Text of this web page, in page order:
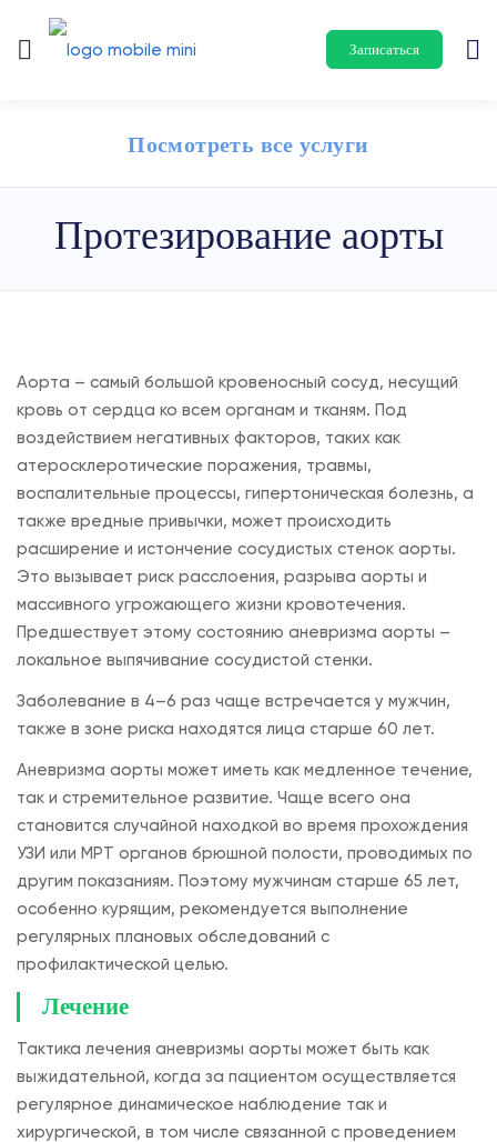
Записаться
Посмотреть все услуги
Протезирование аорты
Аорта – самый большой кровеносный сосуд, несущий
кровь от сердца ко всем органам и тканям. Под
воздействием негативных факторов, таких как
атеросклеротические поражения, травмы,
воспалительные процессы, гипертоническая болезнь, а
также вредные привычки, может происходить
расширение и истончение сосудистых стенок аорты.
Это вызывает риск расслоения, разрыва аорты и
массивного угрожающего жизни кровотечения.
Предшествует этому состоянию аневризма аорты –
локальное выпячивание сосудистой стенки.
Заболевание в 4–6 раз чаще встречается у мужчин,
также в зоне риска находятся лица старше 60 лет.
Аневризма аорты может иметь как медленное течение,
так и стремительное развитие. Чаще всего она
становится случайной находкой во время прохождения
УЗИ или МРТ органов брюшной полости, проводимых по
другим показаниям. Поэтому мужчинам старше 65 лет,
особенно курящим, рекомендуется выполнение
регулярных плановых обследований с
профилактической целью.
Лечение
Тактика лечения аневризмы аорты может быть как
выжидательной, когда за пациентом осуществляется
регулярное динамическое наблюдение так и
хирургической, в том числе связанной с проведением